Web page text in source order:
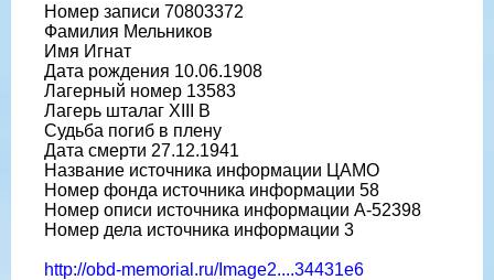
Номер записи 70803372
Фамилия Мельников
Имя Игнат
Дата рождения 10.06.1908
Лагерный номер 13583
Лагерь шталаг XIII B
Судьба погиб в плену
Дата смерти 27.12.1941
Название источника информации ЦАМО
Номер фонда источника информации 58
Номер описи источника информации A-52398
Номер дела источника информации 3
http://obd-memorial.ru/Image2....34431e6